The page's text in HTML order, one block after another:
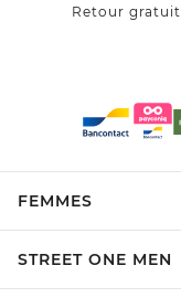
Retour gratuit
FEMMES
STREET ONE MEN